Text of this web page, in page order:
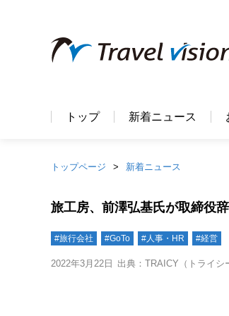
トップ 新着ニュース
トップページ 新着ニュース
旅工房、前澤弘基氏が取締役
#旅行会社 #GoTo #人事・HR #経営
2022年3月22日 出典：TRAICY（トライシ